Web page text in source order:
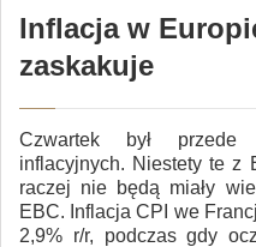
Inflacja w
zaskakuje
Czwartek był przede
inflacyjnych. Niestety te z
raczej nie będą miały
EBC. Inflacja CPI we
2,9% r/r, podczas gdy